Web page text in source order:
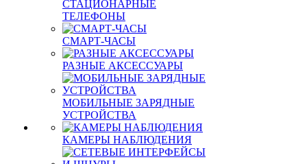
СТАЦИОНАРНЫЕ
ТЕЛЕФОНЫ
СМАРТ-ЧАСЫ
РАЗНЫЕ АКСЕССУАРЫ
МОБИЛЬНЫЕ ЗАРЯДНЫЕ
УСТРОЙСТВА
КАМЕРЫ НАБЛЮДЕНИЯ